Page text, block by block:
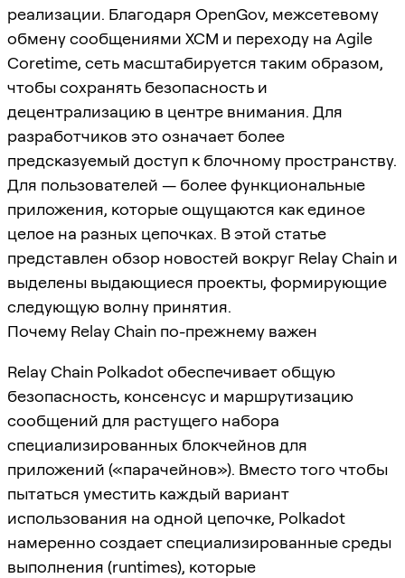
реализации. Благодаря OpenGov, межсетевому
обмену сообщениями XCM и переходу на Agile
Coretime, сеть масштабируется таким образом,
чтобы сохранять безопасность и
децентрализацию в центре внимания. Для
разработчиков это означает более
предсказуемый доступ к блочному пространству.
Для пользователей — более функциональные
приложения, которые ощущаются как единое
целое на разных цепочках. В этой статье
представлен обзор новостей вокруг Relay Chain и
выделены выдающиеся проекты, формирующие
следующую волну принятия.
Почему Relay Chain по-прежнему важен
Relay Chain Polkadot обеспечивает общую
безопасность, консенсус и маршрутизацию
сообщений для растущего набора
специализированных блокчейнов для
приложений («парачейнов»). Вместо того чтобы
пытаться уместить каждый вариант
использования на одной цепочке, Polkadot
намеренно создает специализированные среды
выполнения (runtimes), которые